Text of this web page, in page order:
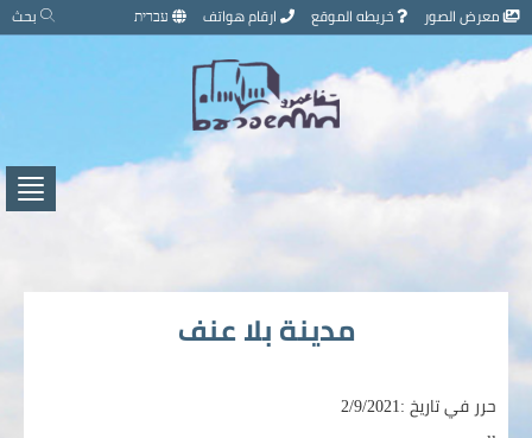
تخطي
إلى
محتوى
الصفحة
معرض الصور خريطه الموقع ارقام هواتف עברית بحث
لفتح
مدينة بلا عنف
حرر في تاريخ :2/9/2021